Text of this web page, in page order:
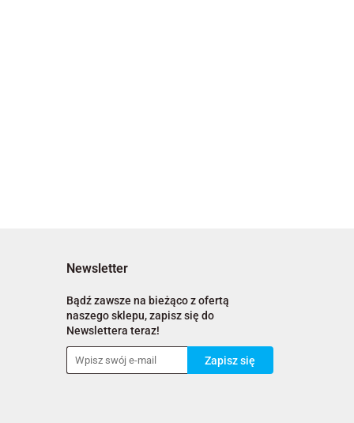
Newsletter
Bądź zawsze na bieżąco z ofertą
naszego sklepu, zapisz się do
Newslettera teraz!